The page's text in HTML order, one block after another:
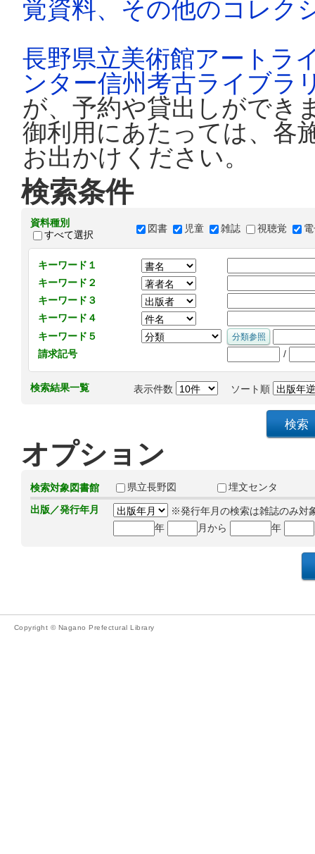
覚資料、その他のコレク
長野県立美術館アートラ
ンター信州考古ライブラ
が、予約や貸出しができ
御利用にあたっては、各
お出かけください。
検索条件
資料種別
すべて選択
図書 児童 雑誌 視聴覚
キーワード１
キーワード２
キーワード３
キーワード４
キーワード５
請求記号
/
検索結果一覧 表示件数 ソート順
オプション
検索対象図書館 県立長野図
埋文センタ
出版／発行年月
※発行年月の検索は雑誌のみ対
年
月から 年
Copyright © Nagano Prefectural Library